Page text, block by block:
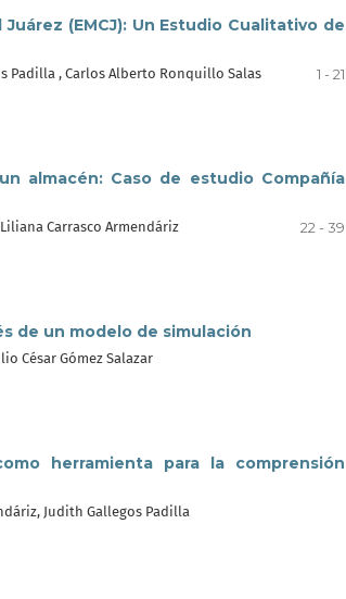
(EMCJ): Un Estudio Cualitativo de
Padilla , Carlos Alberto Ronquillo Salas 1 - 21
almacén: Caso de estudio Compañía
Carrasco Armendáriz 22 - 39
de un modelo de simulación
César Gómez Salazar
herramienta para la comprensión
Judith Gallegos Padilla